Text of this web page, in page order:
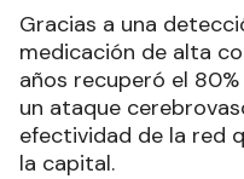
Gracias a una
medicación de alta
años recuperó el
un ataque
efectividad de la red
la capital.